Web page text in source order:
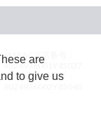
JASRAC許諾番号：
9024936001Y45037
JASRAC許諾番号：
are
to give us